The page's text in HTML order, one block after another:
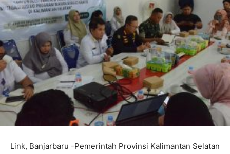
Link, Banjarbaru -Pemerintah Provinsi Kalimantan Selatan